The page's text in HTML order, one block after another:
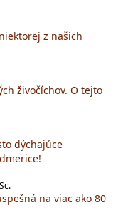
z našich
živočíchov. O tejto
dýchajúce
na viac ako 80